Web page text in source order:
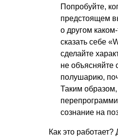
Попробуйте,
предстоящем
о другом
сказать себе
сделайте
не объясняйте
полушарию,
Таким
сознание на
Как это работает?